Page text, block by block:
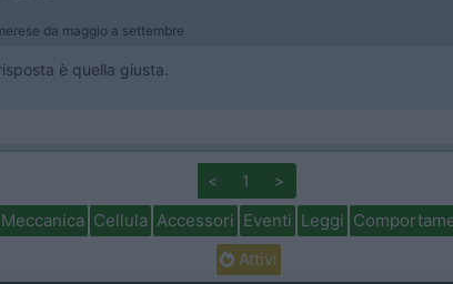
da maggio a settembre
è quella giusta.
< 1 >
Meccanica Cellula Accessori Eventi Leggi
Attivi